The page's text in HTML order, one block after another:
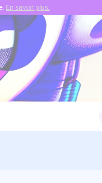
En savoir plus.